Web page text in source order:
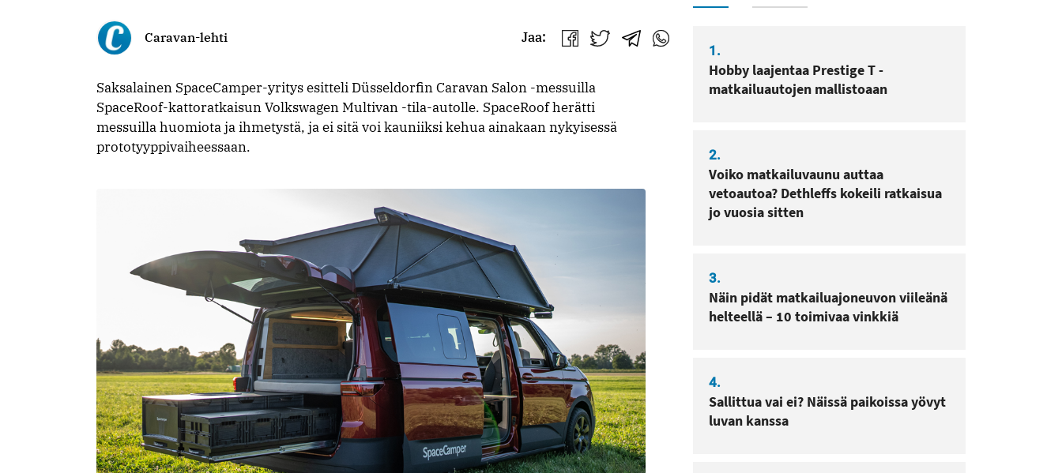
Caravan-lehti Jaa:
Jaa
Jaa
Jaa
Telegrammissa
Jaa
WhatsAppissa
Saksalainen SpaceCamper-yritys esitteli Düsseldorfin Caravan Salon -messuilla
SpaceRoof-kattoratkaisun Volkswagen Multivan -tila-autolle. SpaceRoof herätti
messuilla huomiota ja ihmetystä, ja ei sitä voi kauniiksi kehua ainakaan nykyisessä
prototyyppivaiheessaan.
1.
Hobby laajentaa Prestige T -
matkailuautojen mallistoaan
2.
Voiko matkailuvaunu auttaa
vetoautoa? Dethleffs kokeili ratkaisua
jo vuosia sitten
3.
Näin pidät matkailuajoneuvon viileänä
helteellä – 10 toimivaa vinkkiä
4.
Sallittua vai ei? Näissä paikoissa yövyt
luvan kanssa